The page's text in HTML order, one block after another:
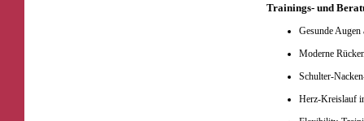
Trainings- und
Gesunde
Moderne
Schulter-
Herz-Kreislauf